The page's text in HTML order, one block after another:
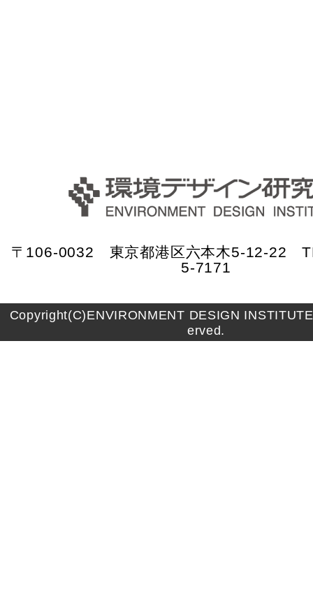
〒106-0032 東京都港区六本木5-12-22
5-7171
Copyright(C)ENVIRONMENT DESIGN
erved.